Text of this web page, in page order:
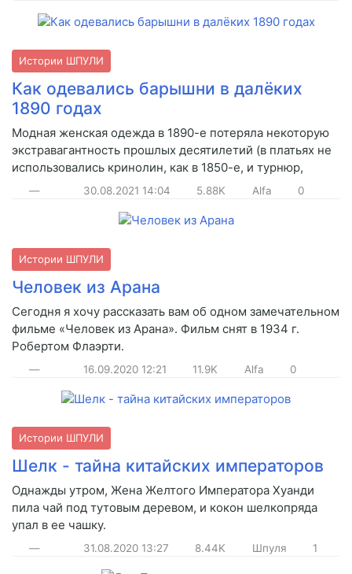
Истории ШПУЛИ
Как одевались барышни в далёких
1890 годах
Модная женская одежда в 1890-е потеряла некоторую
экстравагантность прошлых десятилетий (в платьях не
использовались кринолин, как в 1850-е, и турнюр,
— 30.08.2021 14:04 5.88K Alfa 0
Истории ШПУЛИ
Человек из Арана
Сегодня я хочу рассказать вам об одном замечательном
фильме «Человек из Арана». Фильм снят в 1934 г.
Робертом Флаэрти.
— 16.09.2020 12:21 11.9K Alfa 0
Истории ШПУЛИ
Шелк - тайна китайских императоров
Однажды утром, Жена Желтого Императора Хуанди
пила чай под тутовым деревом, и кокон шелкопряда
упал в ее чашку.
— 31.08.2020 13:27 8.44K Шпуля 1